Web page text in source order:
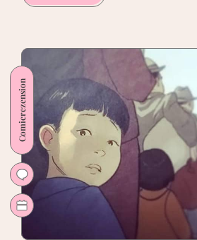
Serienstart
Aldoran
von
Istin/Duarte/Nanjan
Comicrezension